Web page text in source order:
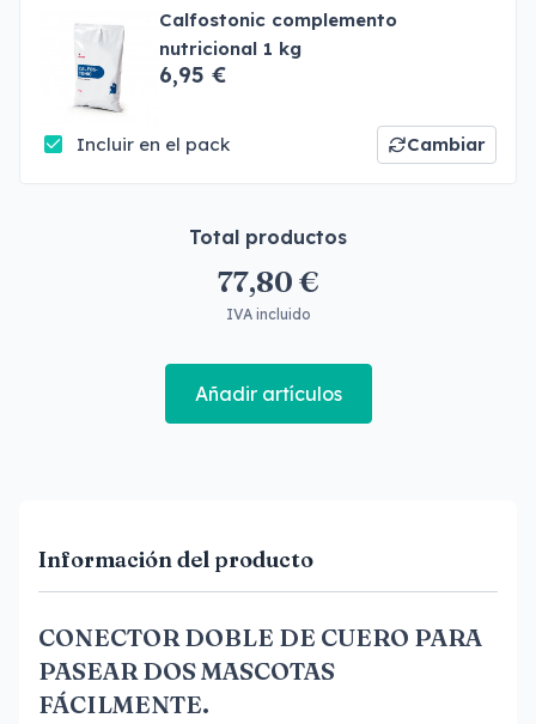
Calfostonic complemento
nutricional 1 kg
6,95 €
Incluir en el pack Cambiar
Total productos
77,80 €
IVA incluido
Añadir artículos
Información del producto
CONECTOR DOBLE DE CUERO PARA
PASEAR DOS MASCOTAS
FÁCILMENTE.